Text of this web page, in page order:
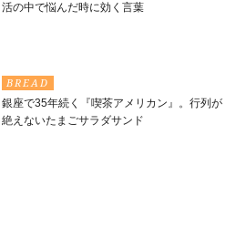
活の中で悩んだ時に効く言葉
BREAD
銀座で35年続く『喫茶アメリカン』。行列が
絶えないたまごサラダサンド